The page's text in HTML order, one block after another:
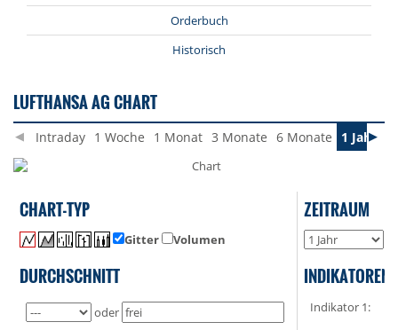
Orderbuch
Historisch
LUFTHANSA AG CHART
Intraday 1 Woche 1 Monat 3 Monate 6 Monate 1 Jahr
CHART-TYP
Gitter Volumen
ZEITRAUM
DURCHSCHNITT
oder
INDIKATOREN
Indikator 1: